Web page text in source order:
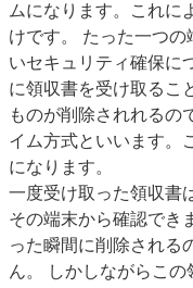
ムになります。これに
けです。 たった一つ
いセキュリティ確保に
に領収書を受け取るこ
ものが削除されれるの
イム方式といいます。
になります。
一度受け取った領収書
その端末から確認でき
った瞬間に削除される
ん。 しかしながらこ